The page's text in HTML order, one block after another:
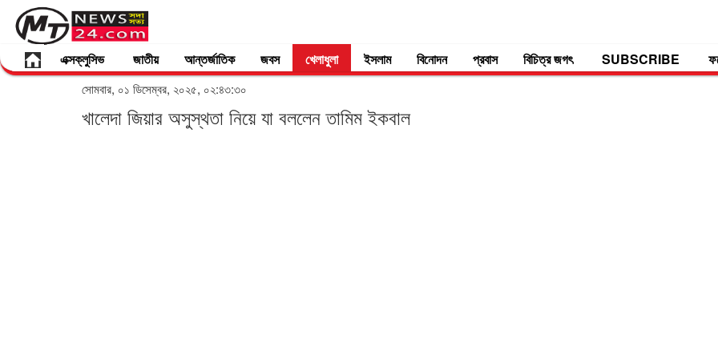
এক্সক্লুসিভ জাতীয় আন্তর্জাতিক জবস খেলাধুলা ইসলাম বিনোদন প্রবাস বিচিত্র জগৎ SUBSCRIBE
সোমবার, ০১ ডিসেম্বর, ২০২৫, ০২:৪৩:৩০
খালেদা জিয়ার অসুস্থতা নিয়ে যা বললেন তামিম ইকবাল